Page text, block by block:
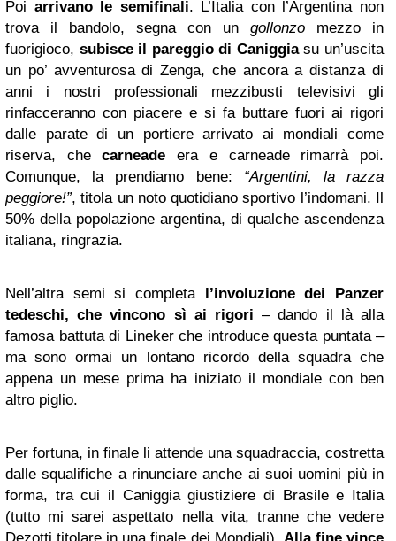
Poi arrivano le semifinali. L’Italia con l’Argentina non
trova il bandolo, segna con un gollonzo mezzo in
fuorigioco, subisce il pareggio di Caniggiasu un’uscita
un po’ avventurosa di Zenga, che ancora a distanza di
anni i nostri professionali mezzibusti televisivi gli
rinfacceranno con piacere e si fa buttare fuori ai rigori
dalle parate di un portiere arrivato ai mondiali come
riserva, checarneade era e carneade rimarrà poi.
Comunque, la prendiamo bene: “Argentini, la razza
peggiore!”, titola un noto quotidiano sportivo l’indomani. Il
50% della popolazione argentina, di qualche ascendenza
italiana, ringrazia.
Nell’altra semi si completa l’involuzione dei Panzer
tedeschi, che vincono sì ai rigori – dando il là alla
famosa battuta di Lineker che introduce questa puntata –
ma sono ormai un lontano ricordo della squadra che
appena un mese prima ha iniziato il mondiale con ben
altro piglio.
Per fortuna, in finale li attende una squadraccia, costretta
dalle squalifiche a rinunciare anche ai suoi uomini più in
forma, tra cui il Caniggia giustiziere di Brasile e Italia
(tutto mi sarei aspettato nella vita, tranne che vedere